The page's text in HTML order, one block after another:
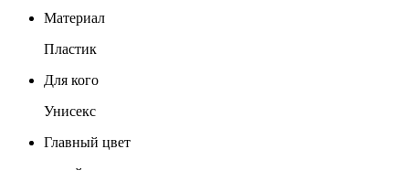
Материал
Пластик
Для кого
Унисекс
Главный цвет